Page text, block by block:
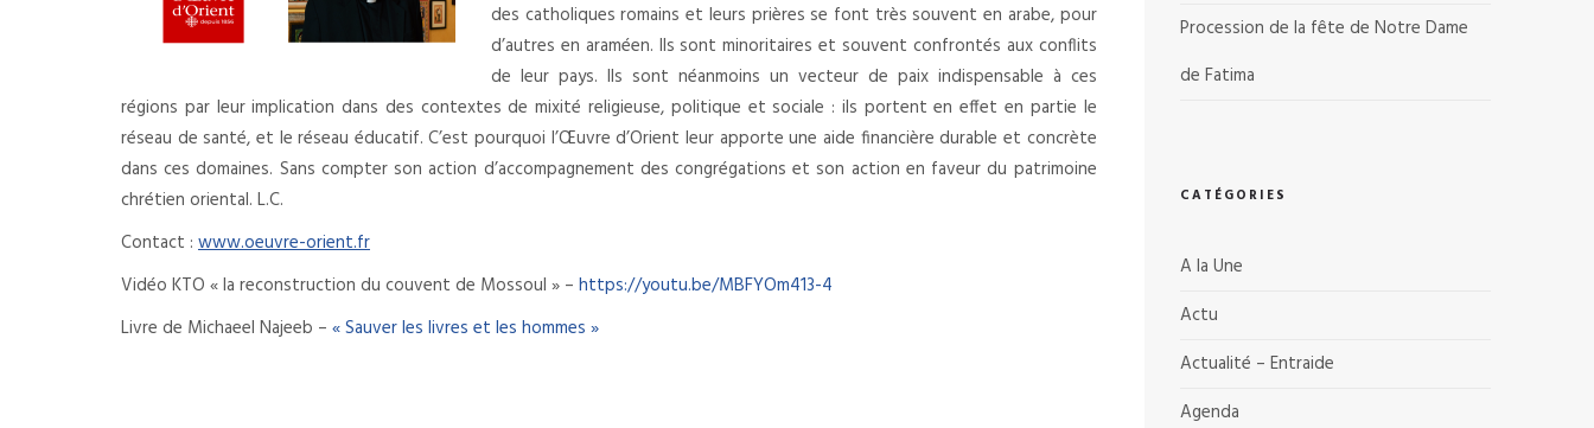
des catholiques romains et leurs prières se font très souvent en arabe, pour
d’autres en araméen. Ils sont minoritaires et souvent confrontés aux conflits
de leur pays. Ils sont néanmoins un vecteur de paix indispensable à ces
régions par leur implication dans des contextes de mixité religieuse, politique et sociale : ils portent en effet en partie le
réseau de santé, et le réseau éducatif. C’est pourquoi l’Œuvre d’Orient leur apporte une aide financière durable et concrète
dans ces domaines. Sans compter son action d’accompagnement des congrégations et son action en faveur du patrimoine
chrétien oriental. L.C.
Contact : www.oeuvre-orient.fr
Vidéo KTO « la reconstruction du couvent de Mossoul » – https://youtu.be/MBFYOm413-4
Livre de Michaeel Najeeb – « Sauver les livres et les hommes »
Procession de la fête de Notre Dame
de Fatima
CATÉGORIES
A la Une
Actu
Actualité – Entraide
Agenda